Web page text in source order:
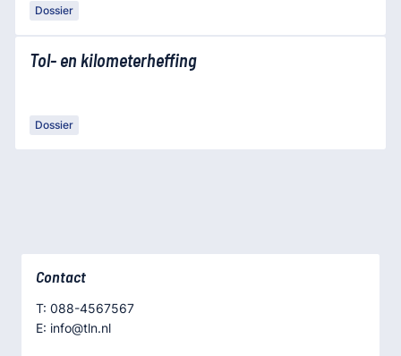
Dossier
Tol- en kilometerheffing
Dossier
Contact
T: 088-4567567
E: info@tln.nl